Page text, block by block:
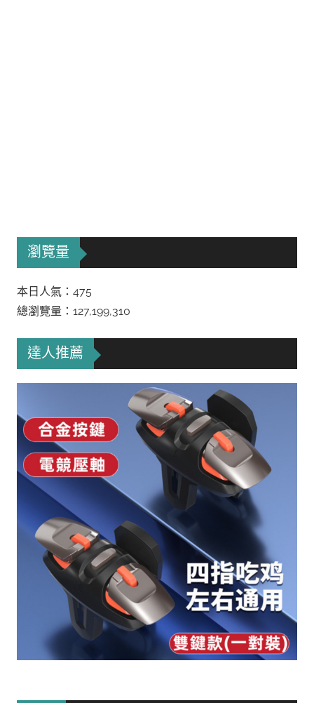
瀏覽量
本日人氣：475
總瀏覽量：127,199,310
達人推薦